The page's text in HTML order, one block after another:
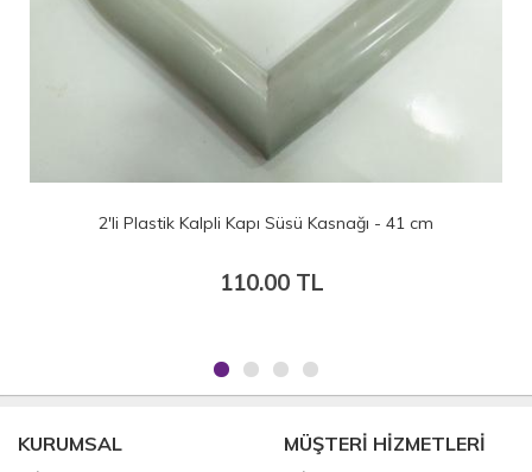
Kasnağı - 41 cm Tekli Plastik Kalpli Kapı Süsü
KURUMSAL MÜŞTERİ HİZMETLERİ